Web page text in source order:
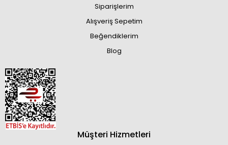
Siparişlerim
Alışveriş Sepetim
Beğendiklerim
Blog
Müşteri Hizmetleri